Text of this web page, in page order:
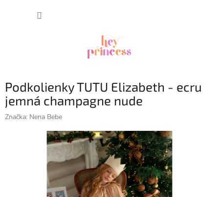
Podkolienky TUTU Elizabeth - ecru
jemná champagne nude
Značka: Nena Bebe